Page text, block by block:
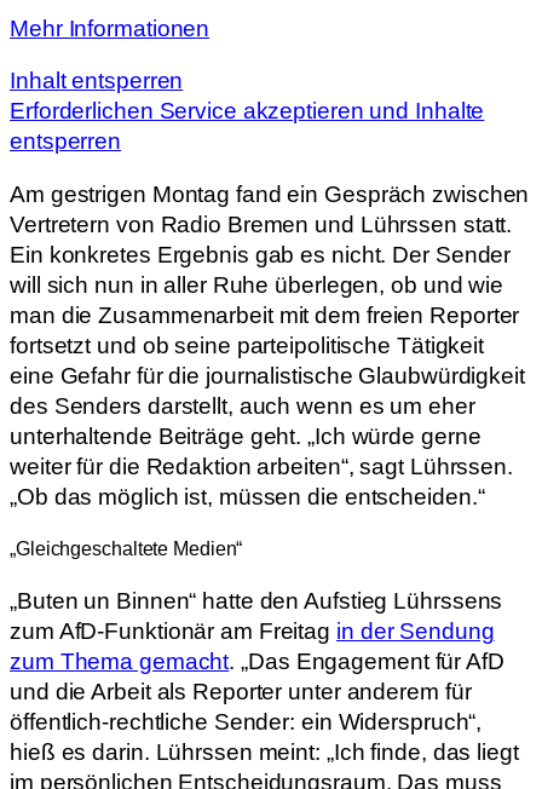
Mehr Informationen
Inhalt entsperren
Erforderlichen Service akzeptieren und Inhalte
entsperren
Am gestrigen Montag fand ein Gespräch zwischen
Vertretern von Radio Bremen und Lührssen statt.
Ein konkretes Ergebnis gab es nicht. Der Sender
will sich nun in aller Ruhe überlegen, ob und wie
man die Zusammenarbeit mit dem freien Reporter
fortsetzt und ob seine parteipolitische Tätigkeit
eine Gefahr für die journalistische Glaubwürdigkeit
des Senders darstellt, auch wenn es um eher
unterhaltende Beiträge geht. „Ich würde gerne
weiter für die Redaktion arbeiten“, sagt Lührssen.
„Ob das möglich ist, müssen die entscheiden.“
„Gleichgeschaltete Medien“
„Buten un Binnen“ hatte den Aufstieg Lührssens
zum AfD-Funktionär am Freitag in der Sendung
zum Thema gemacht. „Das Engagement für AfD
und die Arbeit als Reporter unter anderem für
öffentlich-rechtliche Sender: ein Widerspruch“,
hieß es darin. Lührssen meint: „Ich finde, das liegt
im persönlichen Entscheidungsraum. Das muss